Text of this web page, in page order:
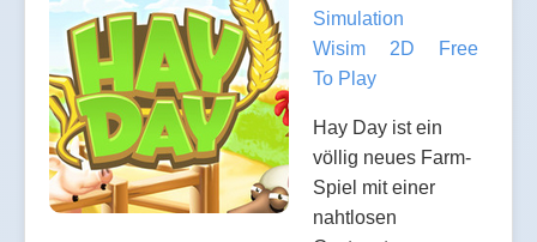
Simulation
Wisim
2D
Free
To Play
Hay Day ist ein
völlig neues Farm-
Spiel mit einer
nahtlosen